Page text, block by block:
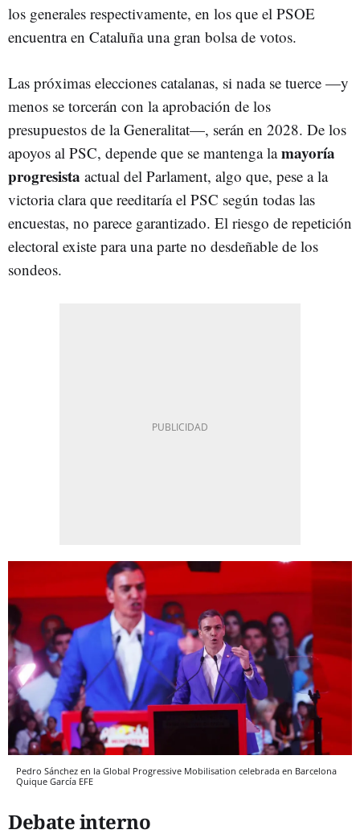
los generales respectivamente, en los que el PSOE
encuentra en Cataluña una gran bolsa de votos.
Las próximas elecciones catalanas, si nada se tuerce —y
menos se torcerán con la aprobación de los
presupuestos de la Generalitat—, serán en 2028. De los
apoyos al PSC, depende que se mantenga lamayoría
progresista actual del Parlament, algo que, pese a la
victoria clara que reeditaría el PSC según todas las
encuestas, no parece garantizado. El riesgo de repetición
electoral existe para una parte no desdeñable de los
sondeos.
Pedro Sánchez en la Global Progressive Mobilisation celebrada en Barcelona
Quique García EFE
Debate interno